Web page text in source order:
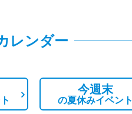
レンダー
今週末
の夏休みイベント